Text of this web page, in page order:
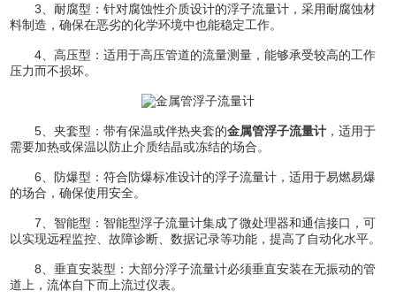
3、耐腐型：针对腐蚀性介质设计的浮子流量计，采用耐腐蚀材
料制造，确保在恶劣的化学环境中也能稳定工作。
4、高压型：适用于高压管道的流量测量，能够承受较高的工作
压力而不损坏。
5、夹套型：带有保温或伴热夹套的金属管浮子流量计 ，适用于
需要加热或保温以防止介质结晶或冻结的场合。
6、防爆型：符合防爆标准设计的浮子流量计，适用于易燃易爆
的场合，确保使用安全。
7、智能型：智能型浮子流量计集成了微处理器和通信接口，可
以实现远程监控、故障诊断、数据记录等功能，提高了自动化水平。
8、垂直安装型：大部分浮子流量计必须垂直安装在无振动的管
道上，流体自下而上流过仪表。